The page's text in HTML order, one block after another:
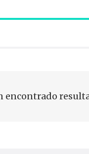
encontrado